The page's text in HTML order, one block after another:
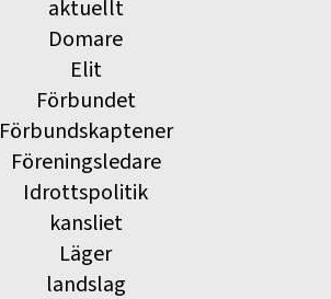
aktuellt
Domare
Elit
Förbundet
Förbundskaptener
Föreningsledare
Idrottspolitik
kansliet
Läger
landslag